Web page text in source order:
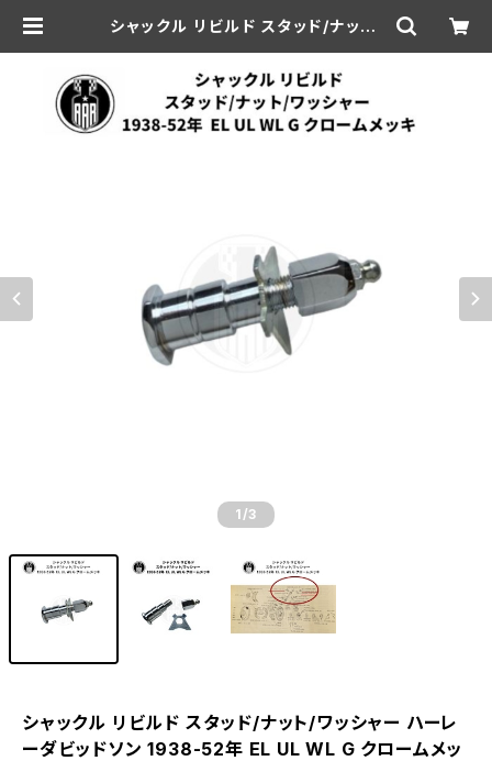
シャックル リビルド スタッド/ナット/
キ | aar-hd
1 /3
シャックル リビルド スタッド/ナット/ワッシャー ハーレ
ーダビッドソン 1938-52年 EL UL WL G クロームメッ